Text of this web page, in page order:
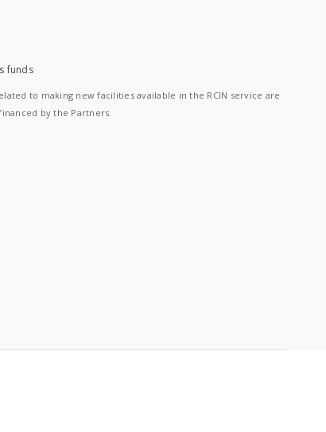
funds
to making new facilities available in the RCIN service are
by the Partners.